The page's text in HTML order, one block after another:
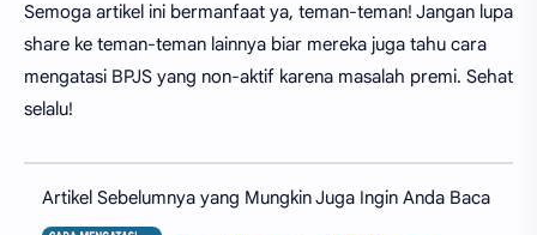
Semoga artikel ini bermanfaat ya, teman-teman! Jangan lupa
share ke teman-teman lainnya biar mereka juga tahu cara
mengatasi BPJS yang non-aktif karena masalah premi. Sehat
selalu!
Artikel Sebelumnya yang Mungkin Juga Ingin Anda Baca